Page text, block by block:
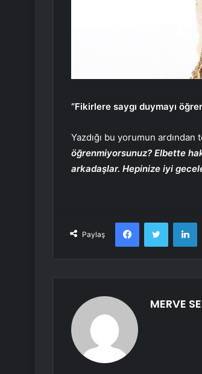
“Fikirlere saygı duymayı
Yazdığı bu yorumun
öğrenmiyorsunuz? Elbette
arkadaşlar. Hepinize iyi
Paylaş
FacebookTwitter
MERVE